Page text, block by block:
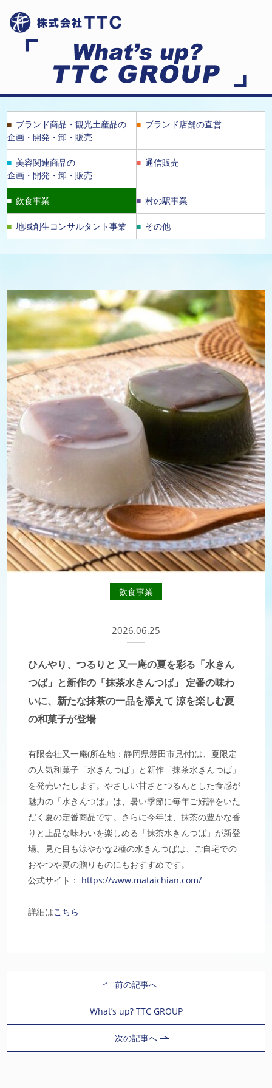
ブランド商品・観光土産品の
企画・開発・卸・販売
ブランド店舗の直営
美容関連商品の
企画・開発・卸・販売
通信販売
飲食事業 村の駅事業
地域創生コンサルタント事業 その他
飲食事業
2026.06.25
ひんやり、つるりと 又一庵の夏を彩る「水きん
つば」と新作の「抹茶水きんつば」 定番の味わ
いに、新たな抹茶の一品を添えて 涼を楽しむ夏
の和菓子が登場
有限会社又一庵(所在地：静岡県磐田市見付)は、夏限定
の人気和菓子「水きんつば」と新作「抹茶水きんつば」
を発売いたします。やさしい甘さとつるんとした食感が
魅力の「水きんつば」は、暑い季節に毎年ご好評をいた
だく夏の定番商品です。さらに今年は、抹茶の豊かな香
りと上品な味わいを楽しめる「抹茶水きんつば」が新登
場。見た目も涼やかな2種の水きんつばは、ご自宅での
おやつや夏の贈りものにもおすすめです。
公式サイト： https://www.mataichian.com/
詳細はこちら
前の記事へ
What’s up? TTC GROUP
次の記事へ